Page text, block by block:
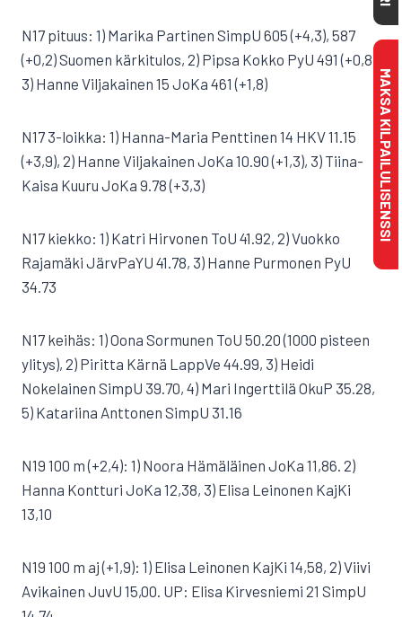
N17 pituus: 1) Marika Partinen SimpU 605 (+4,3), 587
(+0,2) Suomen kärkitulos, 2) Pipsa Kokko PyU 491 (+0,8),
3) Hanne Viljakainen 15 JoKa 461 (+1,8)
N17 3-loikka: 1) Hanna-Maria Penttinen 14 HKV 11.15
(+3,9), 2) Hanne Viljakainen JoKa 10.90 (+1,3), 3) Tiina-
Kaisa Kuuru JoKa 9.78 (+3,3)
N17 kiekko: 1) Katri Hirvonen ToU 41.92, 2) Vuokko
Rajamäki JärvPaYU 41.78, 3) Hanne Purmonen PyU
34.73
N17 keihäs: 1) Oona Sormunen ToU 50.20 (1000 pisteen
ylitys), 2) Piritta Kärnä LappVe 44.99, 3) Heidi
Nokelainen SimpU 39.70, 4) Mari Ingerttilä OkuP 35.28,
5) Katariina Anttonen SimpU 31.16
N19 100 m (+2,4): 1) Noora Hämäläinen JoKa 11,86. 2)
Hanna Kontturi JoKa 12,38, 3) Elisa Leinonen KajKi
13,10
N19 100 m aj (+1,9): 1) Elisa Leinonen KajKi 14,58, 2) Viivi
Avikainen JuvU 15,00. UP: Elisa Kirvesniemi 21 SimpU
MAKSA KILPAILULISENSSI